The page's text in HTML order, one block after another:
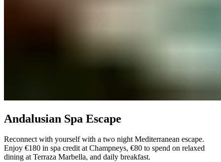
Andalusian Spa Escape​​​​‌ ‍ ​‍​‍‌‍ ‌ ​‍‌‍‍‌‌‍‌ ‌‍‍‌‌‍ ‍​‍​‍​ ‍‍​‍​‍‌ ​ ‌‍​‌‌‍ ‍‌‍‍‌‌ ‌​‌ ‍‌​‍ ‍‌‍‍‌‌‍ ​‍​‍​‍ ​​‍​‍‌‍‍​‌ ​‍‌‍‌‌‌‍‌‍​‍​‍​ ‍‍​‍​‍‌‍‍​‌ ‌​‌ ‌​‌ ​​‌ ​ ​ ‍‍​‍ ​‍ ‌‍ ​​‍ ‌‌‍​‌‌‍ ‍‌‍‌​​‍ ‌‌ ​‍​‍ ‌‌‍‍​‌‍ ‌ ‌​‌‍‌‌‌‍ ​‌ ​ ​‍ ‌‌ ​ ‌ ‌​‌ ‌‌‌‍‌​‌‍‍‌‌‍ ​‍ ‍‌ ‌‍‌‍‌‌‌ ​‍‌‍​ ‌‍‌‌‌‍ ​​‍ ‍‌‍​‌‌ ​​‌ ​​​‍ ‌‍‍‌‌‍ ‍‌ ‌​‌‍‌‌‌‍ ‍‌ ‌​​‍ ‌‍‌‌‌‍‌​‌‍‍‌‌ ‌​​‍ ‌‍ ‌‌‍ ‌‍‌​‌‍‌‌​ ‌‌ ​​‌ ​‍‌‍‌‌‌ ​ ‌‍‌‌‌‍ ‍‌ ‌​‌‍​‌‌ ‌​‌‍‍‌‌‍ ‌‍ ‍​ ‍ ‌‍‍‌‌‍‌​​ ‌​ ‌​​ ‌​​ ‌ ​ ‍‌​ ‌‌​ ​​​ ​‌​ ‍​​‍ ‌‌‍​‌​ ‌‍‌‍‌​​ ​‌​‍ ‌​ ‌​​ ‍​‌‍​‌​ ​​​‍ ‌​ ‍‌​ ​​‌‍‌​​ ‍​​‍ ‌‌‍​‌​ ‌‌‌‍‌‍​ ‍​‌‍‌‍​ ‍‌​ ​‌​ ‍​‌‍​‌​ ‌‌​ ‍‌‌‍​ ​ ‍ ‌ ‌​‌ ‍‌‌ ​​‌‍‌‌​ ‌‌‍‍​‌‍ ‌ ‌​‌‍‌‌‌‍ ​‌‌​‍‌‍ ‌‍ ‌‍ ‌‌‌​ ‌ ‌‌‌‍‍‌‌ ‌​‌‍‌‌​ ‍ ‌ ​​‌‍​‌‌ ‌​‌‍‍​​ ‌‌ ​​‌‍​‌‌‍‌ ‌‍‌‌‌​​‍‌ ‌‌‌‍‍‌‌‍ ​‌‍‌​‌‍‌‌‌ ​‍​‍‌‌​ ‌‌‌​​‍‌‌ ‌‍‍ ‌‍‌‌‌ ‍‌​‍‌‌​ ​ ‌​‌​​‍‌‌​ ​ ‌​‌​​‍‌‌​ ​‍​ ​‍​ ‌​​ ​‍‌‍‌​​ ‌ ​ ‌‍‌‍​ ​ ​‍‌‍‌‍​ ‌‍​ ​‍‌‍​ ​ ‌‌​‍‌‌​ ​‍​ ​‍​‍‌‌​ ‌‌‌​‌​​‍ ‍‌‍‌‌‌‍ ‍‌ ‌​‌ ​‍‌‍‍‌‌‍‌‌‌ ​ ​‍‌‌​ ‌‌‌​​‍‌‌ ‌‍‍ ‌‍‌‌‌ ‍‌​‍‌‌​ ​ ‌​‌​​‍‌‌​ ​ ‌​‌​​‍‌‌​ ​‍​ ​‍​ ‌ ‌‍‌‌‌‍​‌‌‍​‌‌‍​ ​ ​‌​ ​​​ ‍‌‌‍‌​​ ‌​​ ‌‌​ ​​​‍‌‌​ ​‍​ ​‍​‍‌‌​ ‌‌‌​‌​​‍ ‍‌‍‍​‌‍‌‌‌‍​‌‌‍‌​‌‍‍‌‌‍ ‍‌‍‌ ​ ‌‍​‍‌‍​‌‌ ​ ‌‍‌‌‌‌‌‌‌ ​‍‌‍ ​​ ‌‌‍‍​‌ ‌​‌ ‌​‌ ​​‌ ​ ​‍‌‌​ ​ ‌​​‌​‍‌‌​ ​‍‌​‌‍​‍‌‌​ ​‍‌​‌‍‌‍ ​​‍ ‌‌‍​‌‌‍ ‍‌‍‌​​‍ ‌‌ ​‍​‍ ‌‌‍‍​‌‍ ‌ ‌​‌‍‌‌‌‍ ​‌ ​ ​‍ ‌‌ ​ ‌ ‌​‌ ‌‌‌‍‌​‌‍‍‌‌‍ ​‍ ‍‌ ‌‍‌‍‌‌‌ ​‍‌‍​ ‌‍‌‌‌‍ ​​‍ ‍‌‍​‌‌ ​​‌ ​​​‍‌‍‌‍‍‌‌‍‌​​ ‌​ ‌​​ ‌​​ ‌ ​ ‍‌​ ‌‌​ ​​​ ​‌​ ‍​​‍ ‌‌‍​‌​ ‌‍‌‍‌​​ ​‌​‍ ‌​ ‌​​ ‍​‌‍​‌​ ​​​‍ ‌​ ‍‌​ ​​‌‍‌​​ ‍​​‍ ‌‌‍​‌​ ‌‌‌‍‌‍​ ‍​‌‍‌‍​ ‍‌​ ​‌​ ‍​‌‍​‌​ ‌‌​ ‍‌‌‍​ ​‍‌‍‌ ‌​‌ ‍‌‌ ​​‌‍‌‌​ ‌‌‍‍​‌‍ ‌ ‌​‌‍‌‌‌‍ ​‌‌​‍‌‍ ‌‍ ‌‍ ‌‌‌​ ‌ ‌‌‌‍‍‌‌ ‌​‌‍‌‌​‍‌‍‌ ​​‌‍​‌‌ ‌​‌‍‍​​ ‌‌ ​​‌‍​‌‌‍‌ ‌‍‌‌‌​​‍‌ ‌‌‌‍‍‌‌‍ ​‌‍‌​‌‍‌‌‌ ​‍​‍‌‌​ ‌‌‌​​‍‌‌ ‌‍‍ ‌‍‌‌‌ ‍‌​‍‌‌​ ​ ‌​‌​​‍‌‌​ ​ ‌​‌​​‍‌‌​ ​‍​ ​‍​ ‌​​ ​‍‌‍‌​​ ‌ ​ ‌‍‌‍​ ​ ​‍‌‍‌‍​ ‌‍​ ​‍‌‍​ ​ ‌‌​‍‌‌​ ​‍​ ​‍​‍‌‌​ ‌‌‌​‌​​‍ ‍‌‍‌‌‌‍ ‍‌ ‌​‌ ​‍‌‍‍‌‌‍‌‌‌ ​ ​‍‌‌​ ‌‌‌​​‍‌‌ ‌‍‍ ‌‍‌‌‌ ‍‌​‍‌‌​ ​ ‌​‌​​‍‌‌​ ​ ‌​‌​​‍‌‌​ ​‍​ ​‍​ ‌ ‌‍‌‌‌‍​‌‌‍​‌‌‍​ ​ ​‌​ ​​​ ‍‌‌‍‌​​ ‌​​ ‌‌​ ​​​‍‌‌​ ​‍​ ​‍​‍‌‌​ ‌‌‌​‌​​‍ ‍‌‍‍​‌‍‌‌‌‍​‌‌‍‌​‌‍‍‌‌‍ ‍‌‍‌ ​‍‌‍‌ ​​‌‍‌‌‌ ​‍‌ ​ ‌ ​​‌‍‌‌‌‍​ ‌ ‌​‌‍‍‌‌ ‌‍‌‍‌‌​ ‌‌ ​​‌ ‌‌‌‍​‍‌‍ ​‌‍‍‌‌ ​ ‌‍‍​‌‍‌‌‌‍‌​​‍​‍‌ ‌
Reconnect with yourself with a two night Mediterranean escape.
Enjoy €180 in spa credit at Champneys, €80 to spend on relaxed
dining at Terraza Marbella, and daily breakfast.​​​​‌ ‍ ​‍​‍‌‍ ‌ ​‍‌‍‍‌‌‍‌ ‌‍‍‌‌‍ ‍​‍​‍​ ‍‍​‍​‍‌ ​ ‌‍​‌‌‍ ‍‌‍‍‌‌ ‌​‌ ‍‌​‍ ‍‌‍‍‌‌‍ ​‍​‍​‍ ​​‍​‍‌‍‍​‌ ​‍‌‍‌‌‌‍‌‍​‍​‍​ ‍‍​‍​‍‌‍‍​‌ ‌​‌ ‌​‌ ​​‌ ​ ​ ‍‍​‍ ​‍ ‌‍ ​​‍ ‌‌‍​‌‌‍ ‍‌‍‌​​‍ ‌‌ ​‍​‍ ‌‌‍‍​‌‍ ‌ ‌​‌‍‌‌‌‍ ​‌ ​ ​‍ ‌‌ ​ ‌ ‌​‌ ‌‌‌‍‌​‌‍‍‌‌‍ ​‍ ‍‌ ‌‍‌‍‌‌‌ ​‍‌‍​ ‌‍‌‌‌‍ ​​‍ ‍‌‍​‌‌ ​​‌ ​​​‍ ‌‍‍‌‌‍ ‍‌ ‌​‌‍‌‌‌‍ ‍‌ ‌​​‍ ‌‍‌‌‌‍‌​‌‍‍‌‌ ‌​​‍ ‌‍ ‌‌‍ ‌‍‌​‌‍‌‌​ ‌‌ ​​‌ ​‍‌‍‌‌‌ ​ ‌‍‌‌‌‍ ‍‌ ‌​‌‍​‌‌ ‌​‌‍‍‌‌‍ ‌‍ ‍​ ‍ ‌‍‍‌‌‍‌​​ ‌​ ‌​​ ‌​​ ‌ ​ ‍‌​ ‌‌​ ​​​ ​‌​ ‍​​‍ ‌‌‍​‌​ ‌‍‌‍‌​​ ​‌​‍ ‌​ ‌​​ ‍​‌‍​‌​ ​​​‍ ‌​ ‍‌​ ​​‌‍‌​​ ‍​​‍ ‌‌‍​‌​ ‌‌‌‍‌‍​ ‍​‌‍‌‍​ ‍‌​ ​‌​ ‍​‌‍​‌​ ‌‌​ ‍‌‌‍​ ​ ‍ ‌ ‌​‌ ‍‌‌ ​​‌‍‌‌​ ‌‌‍‍​‌‍ ‌ ‌​‌‍‌‌‌‍ ​‌‌​‍‌‍ ‌‍ ‌‍ ‌‌‌​ ‌ ‌‌‌‍‍‌‌ ‌​‌‍‌‌​ ‍ ‌ ​​‌‍​‌‌ ‌​‌‍‍​​ ‌‌ ​​‌‍​‌‌‍‌ ‌‍‌‌‌​​‍‌ ‌‌‌‍‍‌‌‍ ​‌‍‌​‌‍‌‌‌ ​‍​‍‌‌​ ‌‌‌​​‍‌‌ ‌‍‍ ‌‍‌‌‌ ‍‌​‍‌‌​ ​ ‌​‌​​‍‌‌​ ​ ‌​‌​​‍‌‌​ ​‍​ ​‍​ ‌​​ ​‍‌‍‌​​ ‌ ​ ‌‍‌‍​ ​ ​‍‌‍‌‍​ ‌‍​ ​‍‌‍​ ​ ‌‌​‍‌‌​ ​‍​ ​‍​‍‌‌​ ‌‌‌​‌​​‍ ‍‌‍‌‌‌‍ ‍‌ ‌​‌ ​‍‌‍‍‌‌‍‌‌‌ ​ ​‍‌‌​ ‌‌‌​​‍‌‌ ‌‍‍ ‌‍‌‌‌ ‍‌​‍‌‌​ ​ ‌​‌​​‍‌‌​ ​ ‌​‌​​‍‌‌​ ​‍​ ​‍​ ‌ ‌‍‌‌‌‍​‌‌‍​‌‌‍​ ​ ​‌​ ​​​ ‍‌‌‍‌​​ ‌​​ ‌‌​ ​​​‍‌‌​ ​‍​ ​‍​‍‌‌​ ‌‌‌​‌​​‍ ‍‌‍​‍‌‍ ‌‍‌​‌ ‍‌​ ‌‍​‍‌‍​‌‌ ​ ‌‍‌‌‌‌‌‌‌ ​‍‌‍ ​​ ‌‌‍‍​‌ ‌​‌ ‌​‌ ​​‌ ​ ​‍‌‌​ ​ ‌​​‌​‍‌‌​ ​‍‌​‌‍​‍‌‌​ ​‍‌​‌‍‌‍ ​​‍ ‌‌‍​‌‌‍ ‍‌‍‌​​‍ ‌‌ ​‍​‍ ‌‌‍‍​‌‍ ‌ ‌​‌‍‌‌‌‍ ​‌ ​ ​‍ ‌‌ ​ ‌ ‌​‌ ‌‌‌‍‌​‌‍‍‌‌‍ ​‍ ‍‌ ‌‍‌‍‌‌‌ ​‍‌‍​ ‌‍‌‌‌‍ ​​‍ ‍‌‍​‌‌ ​​‌ ​​​‍‌‍‌‍‍‌‌‍‌​​ ‌​ ‌​​ ‌​​ ‌ ​ ‍‌​ ‌‌​ ​​​ ​‌​ ‍​​‍ ‌‌‍​‌​ ‌‍‌‍‌​​ ​‌​‍ ‌​ ‌​​ ‍​‌‍​‌​ ​​​‍ ‌​ ‍‌​ ​​‌‍‌​​ ‍​​‍ ‌‌‍​‌​ ‌‌‌‍‌‍​ ‍​‌‍‌‍​ ‍‌​ ​‌​ ‍​‌‍​‌​ ‌‌​ ‍‌‌‍​ ​‍‌‍‌ ‌​‌ ‍‌‌ ​​‌‍‌‌​ ‌‌‍‍​‌‍ ‌ ‌​‌‍‌‌‌‍ ​‌‌​‍‌‍ ‌‍ ‌‍ ‌‌‌​ ‌ ‌‌‌‍‍‌‌ ‌​‌‍‌‌​‍‌‍‌ ​​‌‍​‌‌ ‌​‌‍‍​​ ‌‌ ​​‌‍​‌‌‍‌ ‌‍‌‌‌​​‍‌ ‌‌‌‍‍‌‌‍ ​‌‍‌​‌‍‌‌‌ ​‍​‍‌‌​ ‌‌‌​​‍‌‌ ‌‍‍ ‌‍‌‌‌ ‍‌​‍‌‌​ ​ ‌​‌​​‍‌‌​ ​ ‌​‌​​‍‌‌​ ​‍​ ​‍​ ‌​​ ​‍‌‍‌​​ ‌ ​ ‌‍‌‍​ ​ ​‍‌‍‌‍​ ‌‍​ ​‍‌‍​ ​ ‌‌​‍‌‌​ ​‍​ ​‍​‍‌‌​ ‌‌‌​‌​​‍ ‍‌‍‌‌‌‍ ‍‌ ‌​‌ ​‍‌‍‍‌‌‍‌‌‌ ​ ​‍‌‌​ ‌‌‌​​‍‌‌ ‌‍‍ ‌‍‌‌‌ ‍‌​‍‌‌​ ​ ‌​‌​​‍‌‌​ ​ ‌​‌​​‍‌‌​ ​‍​ ​‍​ ‌ ‌‍‌‌‌‍​‌‌‍​‌‌‍​ ​ ​‌​ ​​​ ‍‌‌‍‌​​ ‌​​ ‌‌​ ​​​‍‌‌​ ​‍​ ​‍​‍‌‌​ ‌‌‌​‌​​‍ ‍‌‍​‍‌‍ ‌‍‌​‌ ‍‌​‍‌‍‌ ​​‌‍‌‌‌ ​‍‌ ​ ‌ ​​‌‍‌‌‌‍​ ‌ ‌​‌‍‍‌‌ ‌‍‌‍‌‌​ ‌‌ ​​‌ ‌‌‌‍​‍‌‍ ​‌‍‍‌‌ ​ ‌‍‍​‌‍‌‌‌‍‌​​‍​‍‌ ‌